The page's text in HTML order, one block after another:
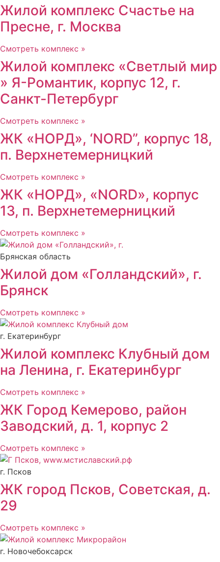
Жилой комплекс Счастье на
Пресне, г. Москва
Смотреть комплекс »
Жилой комплекс «Светлый мир
» Я-Романтик, корпус 12, г.
Санкт-Петербург
Смотреть комплекс »
ЖК «НОРД», ‘NORD”, корпус 18,
п. Верхнетемерницкий
Смотреть комплекс »
ЖК «НОРД», «NORD», корпус
13, п. Верхнетемерницкий
Смотреть комплекс »
Брянская область
Жилой дом «Голландский», г.
Брянск
Смотреть комплекс »
г. Екатеринбург
Жилой комплекс Клубный дом
на Ленина, г. Екатеринбург
Смотреть комплекс »
ЖК Город Кемерово, район
Заводский, д. 1, корпус 2
Смотреть комплекс »
г. Псков
ЖК город Псков, Советская, д.
29
Смотреть комплекс »
г. Новочебоксарск